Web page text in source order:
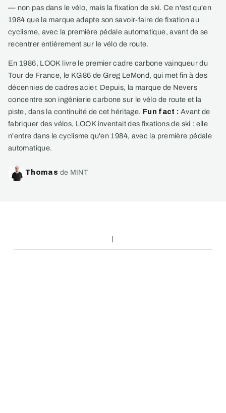
— non pas dans le vélo, mais la fixation de ski. Ce n'est qu'en
1984 que la marque adapte son savoir-faire de fixation au
cyclisme, avec la première pédale automatique, avant de se
recentrer entièrement sur le vélo de route.
En 1986, LOOK livre le premier cadre carbone vainqueur du
Tour de France, le KG86 de Greg LeMond, qui met fin à des
décennies de cadres acier. Depuis, la marque de Nevers
concentre son ingénierie carbone sur le vélo de route et la
piste, dans la continuité de cet héritage. Fun fact : Avant de
fabriquer des vélos, LOOK inventait des fixations de ski : elle
n'entre dans le cyclisme qu'en 1984, avec la première pédale
automatique.
Thomas de MINT